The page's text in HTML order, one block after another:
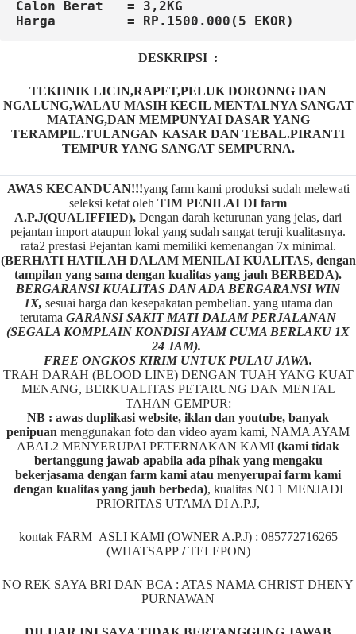
Harga         = RP.1500.000(5 EKOR)
DESKRIPSI :
TEKHNIK LICIN,RAPET,PELUK DORONNG DAN
NGALUNG,WALAU MASIH KECIL MENTALNYA SANGAT
MATANG,DAN MEMPUNYAI DASAR YANG
TERAMPIL.TULANGAN KASAR DAN TEBAL.PIRANTI
TEMPUR YANG SANGAT SEMPURNA.
AWAS KECANDUAN!!!yang farm kami produksi sudah melewati
seleksi ketat oleh TIM PENILAI DI farm
A.P.J(QUALIFFIED), Dengan darah keturunan yang jelas, dari
pejantan import ataupun lokal yang sudah sangat teruji kualitasnya.
rata2 prestasi Pejantan kami memiliki kemenangan 7x minimal.
(BERHATI HATILAH DALAM MENILAI KUALITAS, dengan
tampilan yang sama dengan kualitas yang jauh BERBEDA).
BERGARANSI KUALITAS DAN ADA BERGARANSI WIN
1X, sesuai harga dan kesepakatan pembelian. yang utama dan
terutama GARANSI SAKIT MATI DALAM PERJALANAN
(SEGALA KOMPLAIN KONDISI AYAM CUMA BERLAKU 1X
24 JAM).
FREE ONGKOS KIRIM UNTUK PULAU JAWA.
TRAH DARAH (BLOOD LINE) DENGAN TUAH YANG KUAT
MENANG, BERKUALITAS PETARUNG DAN MENTAL
TAHAN GEMPUR:
NB : awas duplikasi website, iklan dan youtube, banyak
penipuan menggunakan foto dan video ayam kami, NAMA AYAM
ABAL2 MENYERUPAI PETERNAKAN KAMI (kami tidak
bertanggung jawab apabila ada pihak yang mengaku
bekerjasama dengan farm kami atau menyerupai farm kami
dengan kualitas yang jauh berbeda), kualitas NO 1 MENJADI
PRIORITAS UTAMA DI A.P.J,
kontak FARM ASLI KAMI (OWNER A.P.J) : 085772716265
(WHATSAPP /TELEPON)
NO REK SAYA BRI DAN BCA : ATAS NAMA CHRIST DHENY
PURNAWAN